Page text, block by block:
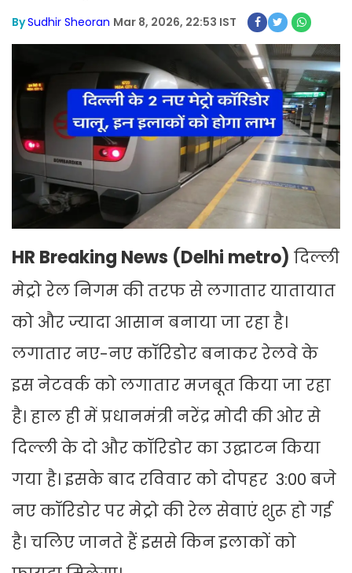
BySudhir Sheoran Mar 8, 2026, 22:53 IST
HR Breaking News (Delhi metro) दिल्ली
मेट्रो रेल निगम की तरफ से लगातार यातायात
को और ज्यादा आसान बनाया जा रहा है।
लगातार नए-नए कॉरिडोर बनाकर रेलवे के
इस नेटवर्क को लगातार मजबूत किया जा रहा
है। हाल ही में प्रधानमंत्री नरेंद्र मोदी की ओर से
दिल्ली के दो और कॉरिडोर का उद्घाटन किया
गया है। इसके बाद रविवार को दोपहर 3:00 बजे
नए कॉरिडोर पर मेट्रो की रेल सेवाएं शुरू हो गई
है। चलिए जानते हैं इससे किन इलाकों को